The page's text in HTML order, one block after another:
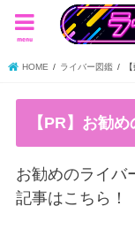
menu
HOME ライバー図鑑
【PR】お勧
お勧めのライバ
記事はこちら！